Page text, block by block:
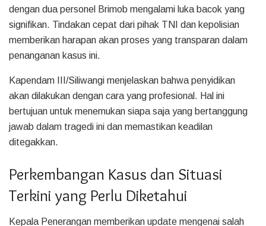
dengan dua personel Brimob mengalami luka bacok yang
signifikan. Tindakan cepat dari pihak TNI dan kepolisian
memberikan harapan akan proses yang transparan dalam
penanganan kasus ini.
Kapendam III/Siliwangi menjelaskan bahwa penyidikan
akan dilakukan dengan cara yang profesional. Hal ini
bertujuan untuk menemukan siapa saja yang bertanggung
jawab dalam tragedi ini dan memastikan keadilan
ditegakkan.
Perkembangan Kasus dan Situasi
Terkini yang Perlu Diketahui
Kepala Penerangan memberikan update mengenai salah